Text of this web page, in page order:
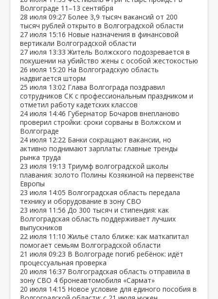
Волгограде 11–13 сентября
28 июля 09:27 Более 3,9 тысяч вакансий от 200
тысяч рублей открыто в Волгоградской области
27 июля 15:16 Новые назначения в финансовой
вертикали Волгоградской области
27 июля 13:33 Житель Волжского подозревается в
покушении на убийство жены с особой жестокостью
26 июля 15:20 На Волгоградскую область
надвигается шторм
25 июля 13:02 Глава Волгограда поздравил
сотрудников СК с профессиональным праздником и
отметил работу кадетских классов
24 июля 14:46 Губернатор Бочаров внепланово
проверил стройки: сроки сорваны в Волжском и
Волгограде
24 июля 12:22 Банки сокращают вакансии, но
активно поднимают зарплаты: главные тренды
рынка труда
23 июля 19:13 Триумф волгоградской школы
плавания: золото Полины Козякиной на первенстве
Европы
23 июля 14:05 Волгоградская область передала
технику и оборудование в зону СВО
23 июля 11:56 До 300 тысяч и стипендия: как
Волгоградская область поддерживает лучших
выпускников
22 июля 11:10 Жильё стало ближе: как маткапитал
помогает семьям Волгоградской области
21 июля 09:23 В Волгограде погиб ребёнок: идёт
процессуальная проверка
20 июля 16:37 Волгоградская область отправила в
зону СВО 4 бронеавтомобиля «Сармат»
20 июля 14:15 Новое условие для единого пособия в